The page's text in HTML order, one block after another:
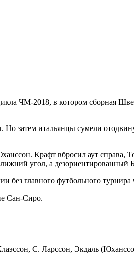
ЧМ-2018, в котором сборная
затем итальянцы сумели
Крафт вбросил аут
угол, а
главного футбольного турнира
Сан-Сиро.
С. Ларссон, Экдаль